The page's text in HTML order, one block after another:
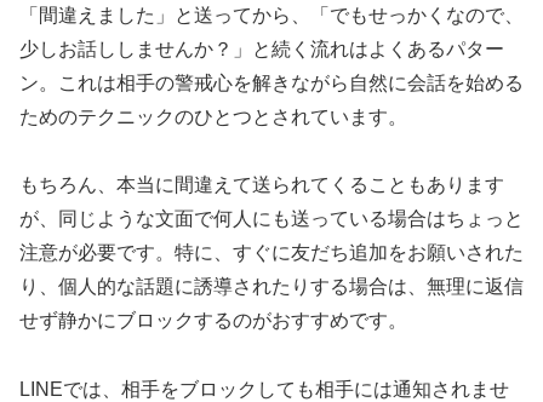
「間違えました」と送ってから、「でもせっかくなので、
少しお話ししませんか？」と続く流れはよくあるパター
ン。これは相手の警戒心を解きながら自然に会話を始める
ためのテクニックのひとつとされています。
もちろん、本当に間違えて送られてくることもあります
が、同じような文面で何人にも送っている場合はちょっと
注意が必要です。特に、すぐに友だち追加をお願いされた
り、個人的な話題に誘導されたりする場合は、無理に返信
せず静かにブロックするのがおすすめです。
LINEでは、相手をブロックしても相手には通知されませ